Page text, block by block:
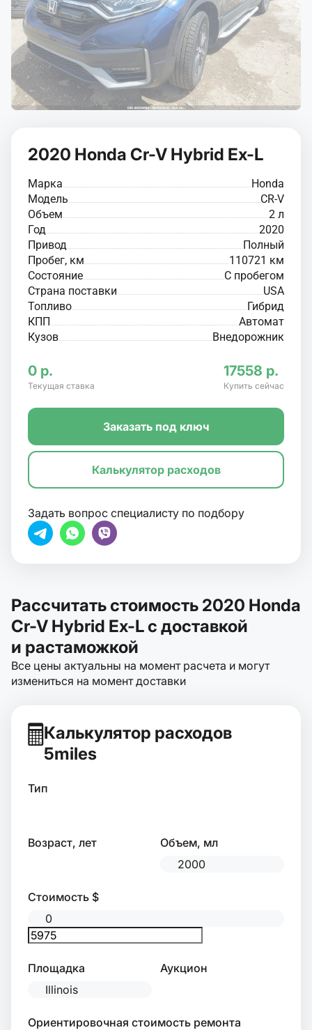
2020 Honda Cr-V Hybrid Ex-L
Марка
Honda
Модель
CR-V
Объем
2 л
Год
2020
Привод
Полный
Пробег, км
110721 км
Состояние
С пробегом
Страна поставки
USA
Топливо
Гибрид
КПП
Автомат
Кузов
Внедорожник
0 р.
Текущая ставка
17558 р.
Купить сейчас
Заказать под ключ
Калькулятор расходов
Задать вопрос специалисту по подбору
Рассчитать стоимость 2020 Honda
Cr-V Hybrid Ex-L с доставкой
и растаможкой
Все цены актуальны на момент расчета и могут
измениться на момент доставки
Калькулятор расходов
5miles
Тип
Возраст, лет Объем, мл
Стоимость $
Площадка Аукцион
Ориентировочная стоимость ремонта